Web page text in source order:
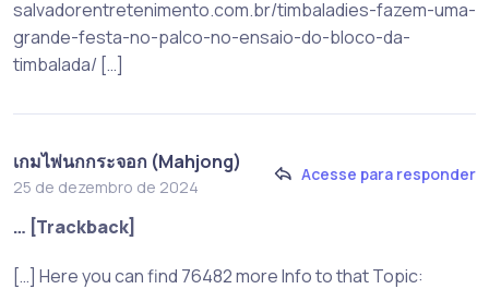
salvadorentretenimento.com.br/timbaladies-fazem-uma-
grande-festa-no-palco-no-ensaio-do-bloco-da-
timbalada/ […]
เกมไพ่นกกระจอก (Mahjong)
25 de dezembro de 2024
Acesse para responder
… [Trackback]
[…] Here you can find 76482 more Info to that Topic: